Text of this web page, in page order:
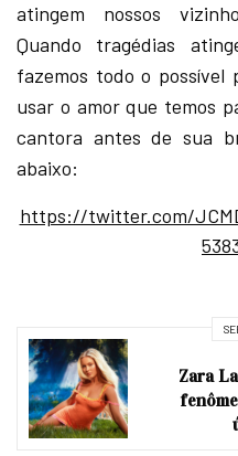
atingem nossos
Quando tragédias
fazemos todo o possível
usar o amor que temos
cantora antes de sua
abaixo:
https://twitter.com/
Zara